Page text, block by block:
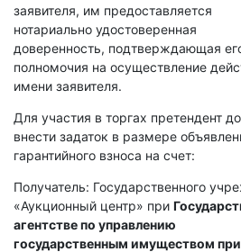
заявителя, им предоставляется
нотариально удостоверенная
доверенность, подтверждающая
полномочия на осуществление
имени заявителя.
Для участия в торгах претендент
внести задаток в размере
гарантийного взноса на счет:
Получатель: Государственного
«Аукционный центр» при
агентстве по управлению
государственным имуществом при